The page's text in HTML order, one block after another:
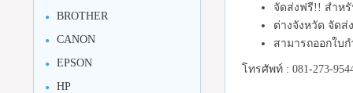
จัดส่งฟรี!! สำห
ต่างจังหวัด จัดส่
สามารถออกใบ
โทรศัพท์ : 081-273-
BROTHER
CANON
EPSON
HP